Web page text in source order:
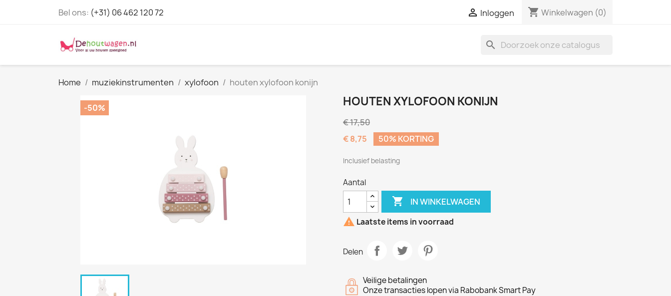
Bel ons: (+31) 06 462 120 72  Inloggen shopping_cart Winkelwagen (0)
search
Home muziekinstrumenten xylofoon houten xylofoon konijn
-50% HOUTEN XYLOFOON KONIJN
€ 17,50
€ 8,75
50% KORTING
Inclusief belasting
Aantal
 IN WINKELWAGEN
 Laatste items in voorraad
Delen
Veilige betalingen
Onze transacties lopen via Rabobank Smart Pay